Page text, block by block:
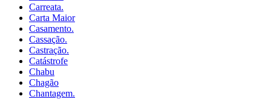
Carreata.
Carta Maior
Casamento.
Cassação.
Castração.
Catástrofe
Chabu
Chagão
Chantagem.